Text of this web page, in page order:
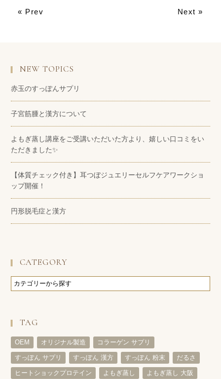
« Prev Next »
NEW TOPICS
赤玉のすっぽんサプリ
子宮筋腫と漢方について
よもぎ蒸し講座をご受講いただいた方より、嬉しい口コミをい
ただきました✨
【体質チェック付き】耳つぼジュエリーセルフケアワークショ
ップ開催！
円形脱毛症と漢方
CATEGORY
TAG
OEM オリジナル製造 コラーゲン サプリ
すっぽん サプリ すっぽん 漢方 すっぽん 粉末 だるさ
ヒートショックプロテイン よもぎ蒸し よもぎ蒸し 大阪